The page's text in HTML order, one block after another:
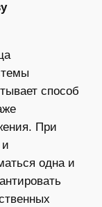
способ
При
одна и